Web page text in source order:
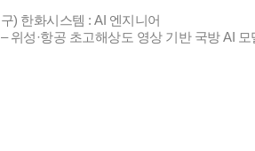
구) 한화시스템 : AI 엔지니어
– 위성·항공 초고해상도 영상 기반 국방 AI 모